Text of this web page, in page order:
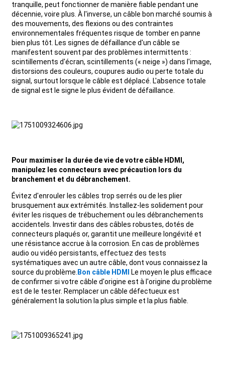
tranquille, peut fonctionner de manière fiable pendant une
décennie, voire plus. À l'inverse, un câble bon marché soumis à
des mouvements, des flexions ou des contraintes
environnementales fréquentes risque de tomber en panne
bien plus tôt. Les signes de défaillance d'un câble se
manifestent souvent par des problèmes intermittents :
scintillements d'écran, scintillements (« neige ») dans l'image,
distorsions des couleurs, coupures audio ou perte totale du
signal, surtout lorsque le câble est déplacé. L'absence totale
de signal est le signe le plus évident de défaillance.
Pour maximiser la durée de vie de votre câble HDMI,
manipulez les connecteurs avec précaution lors du
branchement et du débranchement.
Évitez d'enrouler les câbles trop serrés ou de les plier
brusquement aux extrémités. Installez-les solidement pour
éviter les risques de trébuchement ou les débranchements
accidentels. Investir dans des câbles robustes, dotés de
connecteurs plaqués or, garantit une meilleure longévité et
une résistance accrue à la corrosion. En cas de problèmes
audio ou vidéo persistants, effectuez des tests
systématiques avec un autre câble, dont vous connaissez la
source du problème. Bon câble HDMI
Le moyen le plus efficace
de confirmer si votre câble d'origine est à l'origine du problème
est de le tester. Remplacer un câble défectueux est
généralement la solution la plus simple et la plus fiable.